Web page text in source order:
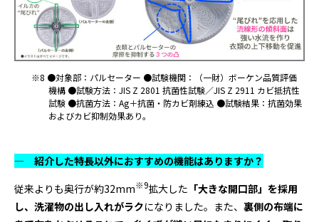
※8 ●対象部：パルセーター ●試験機関：（一財）ボーケン品質評価
機構 ●試験方法：JIS Z 2801 抗菌性試験／JIS Z 2911 カビ抵抗性
試験 ●抗菌方法：Ag＋抗菌・防カビ剤練込 ●試験結果：抗菌効果
およびカビ抑制効果あり。
― 紹介した特長以外におすすめの機能はありますか？
従来よりも奥行が約32mm※9拡大した 「大きな開口部」を採用
し、洗濯物の出し入れがラクになりました。また、 裏側の布端に